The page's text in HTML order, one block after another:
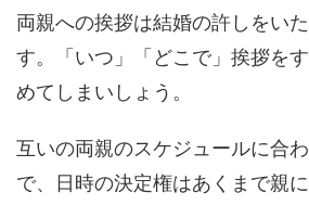
両親への挨拶は結婚の許しをい
す。「いつ」「どこで」挨拶を
めてしまいしょう。
互いの両親のスケジュールに合
で、日時の決定権はあくまで親